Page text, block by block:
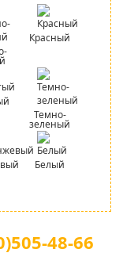
Красный
Темно-
зеленый
Белый
48-66